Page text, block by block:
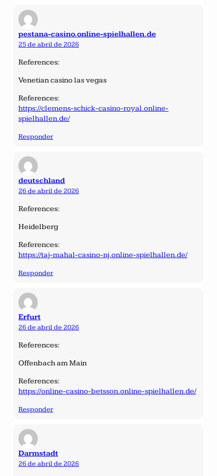
pestana-casino.online-spielhallen.de
25 de abril de 2026
References:
Venetian casino las vegas
References:
https://clemens-schick-casino-royal.online-
spielhallen.de/
Responder
deutschland
26 de abril de 2026
References:
Heidelberg
References:
https://taj-mahal-casino-nj.online-spielhallen.de/
Responder
Erfurt
26 de abril de 2026
References:
Offenbach am Main
References:
https://online-casino-betsson.online-spielhallen.de/
Responder
Darmstadt
26 de abril de 2026